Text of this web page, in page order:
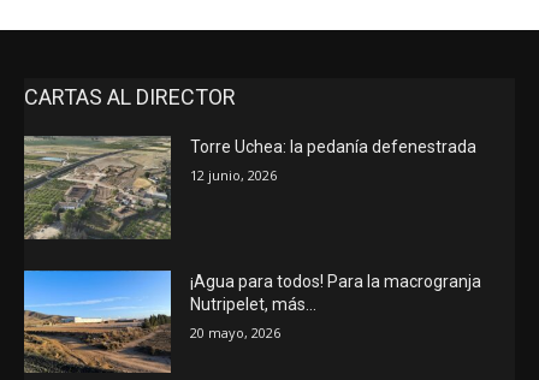
CARTAS AL DIRECTOR
Torre Uchea: la pedanía defenestrada
12 junio, 2026
¡Agua para todos! Para la macrogranja
Nutripelet, más…
20 mayo, 2026